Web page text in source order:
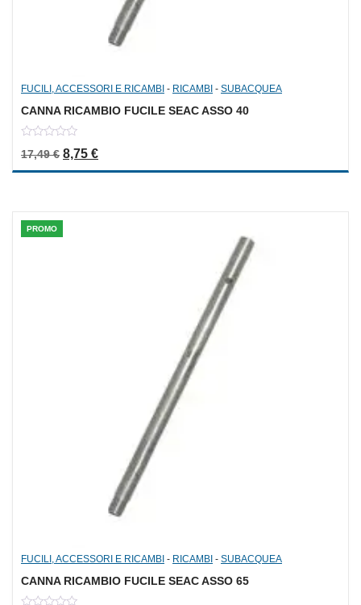
FUCILI, ACCESSORI E RICAMBI - RICAMBI - SUBACQUEA
CANNA RICAMBIO FUCILE SEAC ASSO 40
out
17,49€ Il prezzo originale era: 17,49 €.
8,75 €Il prezzo attuale è: 8,75 €.
PROMO
FUCILI, ACCESSORI E RICAMBI - RICAMBI - SUBACQUEA
CANNA RICAMBIO FUCILE SEAC ASSO 65